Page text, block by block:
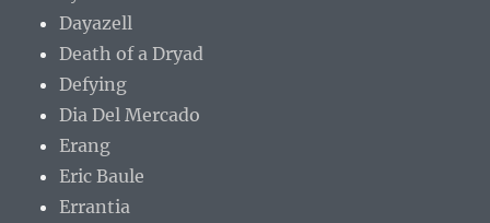
Dayazell
Death of a Dryad
Defying
Dia Del Mercado
Erang
Eric Baule
Errantia